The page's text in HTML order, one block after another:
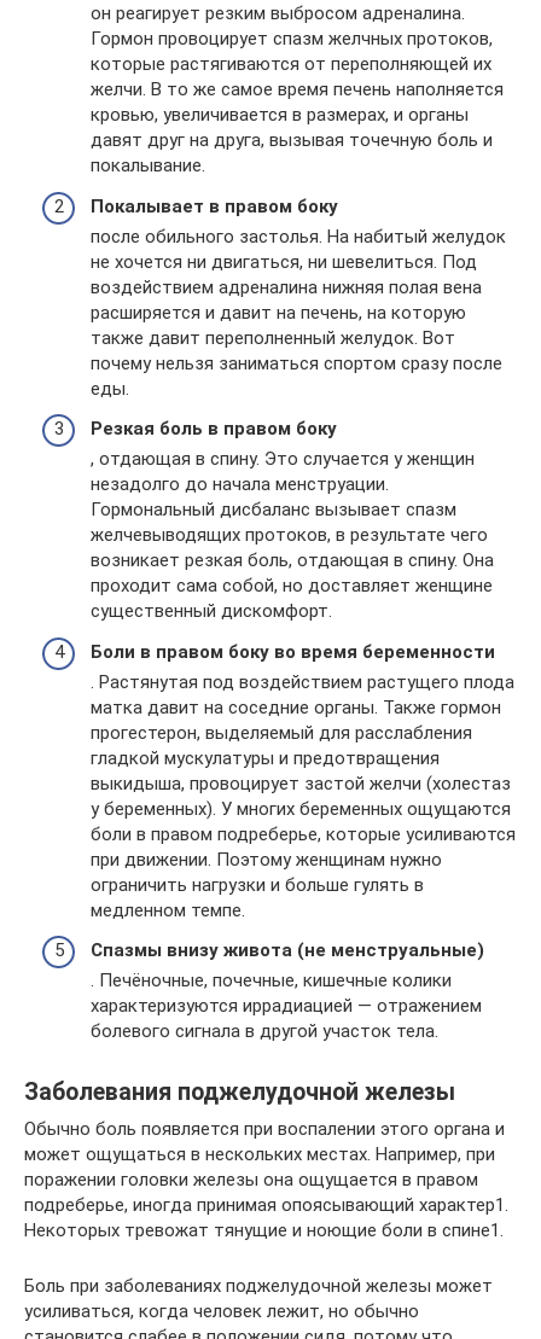
он реагирует резким выбросом адреналина.
Гормон провоцирует спазм желчных протоков,
которые растягиваются от переполняющей их
желчи. В то же самое время печень наполняется
кровью, увеличивается в размерах, и органы
давят друг на друга, вызывая точечную боль и
покалывание.
Покалывает в правом боку
после обильного застолья. На набитый желудок
не хочется ни двигаться, ни шевелиться. Под
воздействием адреналина нижняя полая вена
расширяется и давит на печень, на которую
также давит переполненный желудок. Вот
почему нельзя заниматься спортом сразу после
еды.
Резкая боль в правом боку
, отдающая в спину. Это случается у женщин
незадолго до начала менструации.
Гормональный дисбаланс вызывает спазм
желчевыводящих протоков, в результате чего
возникает резкая боль, отдающая в спину. Она
проходит сама собой, но доставляет женщине
существенный дискомфорт.
Боли в правом боку во время беременности
. Растянутая под воздействием растущего плода
матка давит на соседние органы. Также гормон
прогестерон, выделяемый для расслабления
гладкой мускулатуры и предотвращения
выкидыша, провоцирует застой желчи (холестаз
у беременных). У многих беременных ощущаются
боли в правом подреберье, которые усиливаются
при движении. Поэтому женщинам нужно
ограничить нагрузки и больше гулять в
медленном темпе.
Спазмы внизу живота (не менструальные)
. Печёночные, почечные, кишечные колики
характеризуются иррадиацией — отражением
болевого сигнала в другой участок тела.
Заболевания поджелудочной железы
Обычно боль появляется при воспалении этого органа и
может ощущаться в нескольких местах. Например, при
поражении головки железы она ощущается в правом
подреберье, иногда принимая опоясывающий характер1.
Некоторых тревожат тянущие и ноющие боли в спине1.
Боль при заболеваниях поджелудочной железы может
усиливаться, когда человек лежит, но обычно